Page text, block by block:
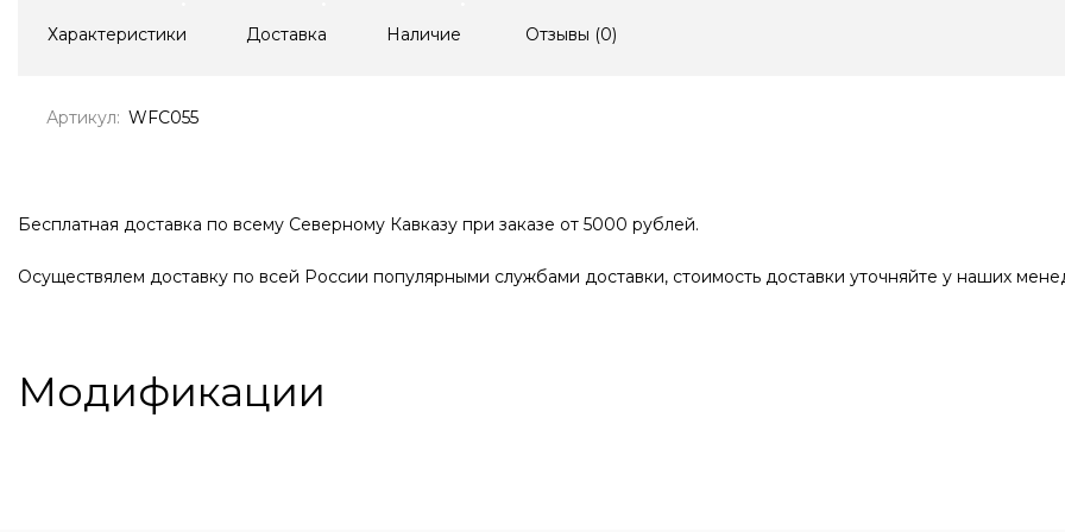
Характеристики Доставка Наличие Отзывы (0)
Артикул: WFC055
Бесплатная доставка по всему Северному Кавказу при заказе от 5000 рублей.
Осуществялем доставку по всей России популярными службами доставки, стоимость доставки уточняйте у наших
Модификации